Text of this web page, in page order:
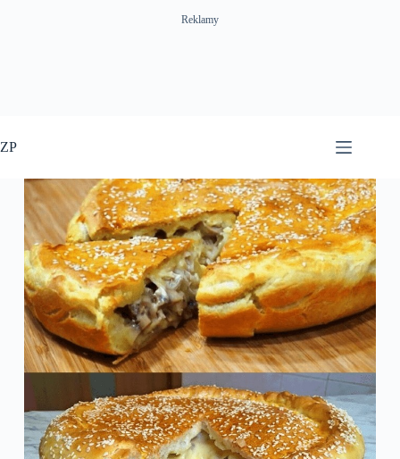
Reklamy
do
treści
ZP